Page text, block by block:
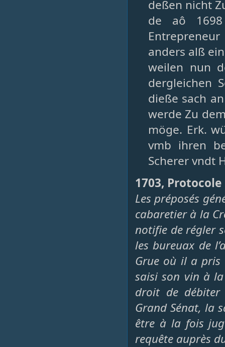
deßen nicht
de aô
anders alß
weilen nun
dergleichen
dieße sach
werde Zu
möge. Erk.
vmb ihren
Scherer vndt
1703, Protocole
Les préposés
cabaretier à la
notifie de régler
les bureuax de
Grue où il a pris
saisi son vin à la
droit de débiter
Grand Sénat, la
être à la fois
requête auprès